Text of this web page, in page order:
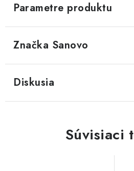
Parametre produktu
Značka Sanovo
Diskusia
Súvisiaci